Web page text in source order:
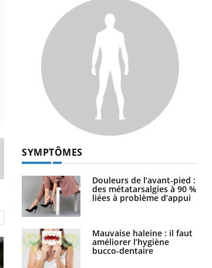
SYMPTÔMES
Douleurs de l’avant-pied :
des métatarsalgies à 90 %
liées à problème d’appui
Mauvaise haleine : il faut
améliorer l’hygiène
bucco-dentaire